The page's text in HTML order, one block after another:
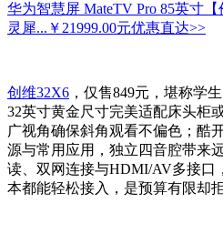
华为智慧屏 MateTV Pro 85英寸
灵犀... ￥21999.00元优惠直达>>
创维32X6 ，仅售849元，堪称学
32英寸黄金尺寸完美适配床头柜
广视角确保斜角观看不偏色；酷
源与常用应用，独立四音腔带来
读、双网连接与HDMI/AV多接口
本都能轻松接入，是预算有限却